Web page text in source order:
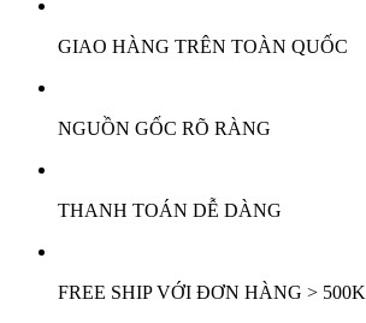
GIAO HÀNG TRÊN TOÀN QUỐC
NGUỒN GỐC RÕ RÀNG
THANH TOÁN DỄ DÀNG
FREE SHIP VỚI ĐƠN HÀNG > 500K